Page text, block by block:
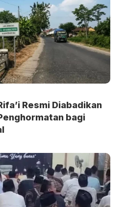
Resmi Diabadikan
bagi